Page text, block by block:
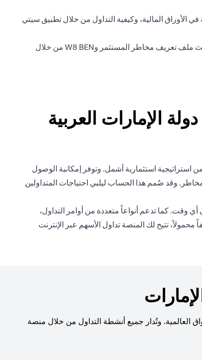
المالية، وكيفية التداول من خلال تطبيق سيتي
ستحتاج أيضًا إلى أن يكون لديك ملف تعريف صالح لمخاطر المستثمر وإقرار W8 BEN US FATCA صالح قبل أن تتمكن من بدء التداول. يمكن تحديث ملف تعريف مخاطر المستثمر وW8 BEN من خلال
الإمارات العربية
استراتيجية استثمارية أشمل. وتوفر إمكانية الوصول
وقد صُمم هذا الحساب ليلبي احتياجات المتداولين
وقت. كما تدعم أنواعاً متعددة من أوامر التداول،
تتيح لك المنصة تداول الأسهم عبر الإنترنت
العالمية. وتُدار جميع أنشطة التداول من خلال منصة